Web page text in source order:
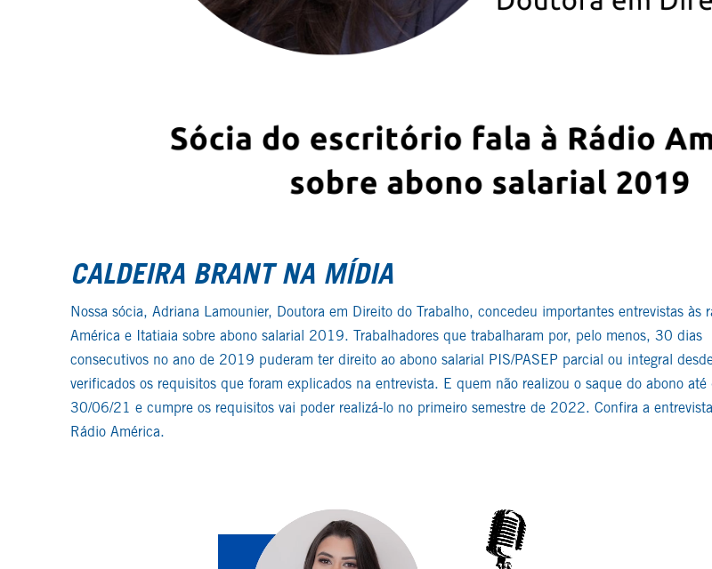
CALDEIRA BRANT NA MÍDIA
Nossa sócia, Adriana Lamounier, Doutora em Direito do Trabalho, concedeu importantes entrevistas às
América e Itatiaia sobre abono salarial 2019. Trabalhadores que trabalharam por, pelo menos, 30 dias
consecutivos no ano de 2019 puderam ter direito ao abono salarial PIS/PASEP parcial ou integral
verificados os requisitos que foram explicados na entrevista. E quem não realizou o saque do abono até
30/06/21 e cumpre os requisitos vai poder realizá-lo no primeiro semestre de 2022. Confira a
Rádio América.